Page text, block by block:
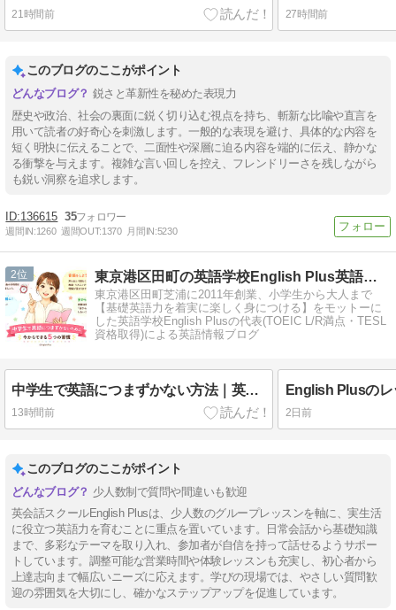
21時間前 27時間前
このブログのここがポイント
鋭さと革新性を秘めた表現力
歴史や政治、社会の裏面に鋭く切り込む視点を持ち、斬新な比喩や直言を
用いて読者の好奇心を刺激します。一般的な表現を避け、具体的な内容を
短く明快に伝えることで、二面性や深層に迫る内容を端的に伝え、静かな
る衝撃を与えます。複雑な言い回しを控え、フレンドリーさを残しながら
も鋭い洞察を追求します。
136615 35
週間IN:1260 週間OUT:1370 月間IN:5230
2 東京港区田町の英語学校English Plus英語講師ブログ
東京港区田町芝浦に2011年創業、小学生から大人まで
【基礎英語力を着実に楽しく身につける】をモットーに
した英語学校English Plusの代表(TOEIC L/R満点・TESL
資格取得)による英語情報ブログ
中学生で英語につまずかない方法｜英語が苦手になる前に身につけたい5つの習慣
13時間前 2日前
このブログのここがポイント
少人数制で質問や間違いも歓迎
英会話スクールEnglish Plusは、少人数のグループレッスンを軸に、実生活
に役立つ英語力を育むことに重点を置いています。日常会話から基礎知識
まで、多彩なテーマを取り入れ、参加者が自信を持って話せるようサポー
トしています。調整可能な営業時間や体験レッスンも充実し、初心者から
上達志向まで幅広いニーズに応えます。学びの現場では、やさしい質問歓
迎の雰囲気を大切にし、確かなステップアップを促進しています。